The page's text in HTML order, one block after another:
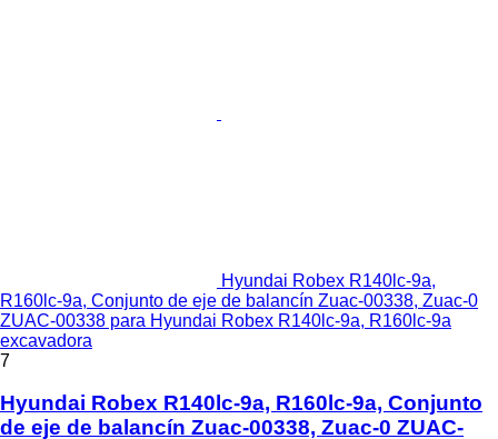
Hyundai Robex R140lc-9a,
R160lc-9a, Conjunto de eje de balancín Zuac-00338, Zuac-0
ZUAC-00338 para Hyundai Robex R140lc-9a, R160lc-9a
excavadora
7
Hyundai Robex R140lc-9a, R160lc-9a, Conjunto
de eje de balancín Zuac-00338, Zuac-0 ZUAC-